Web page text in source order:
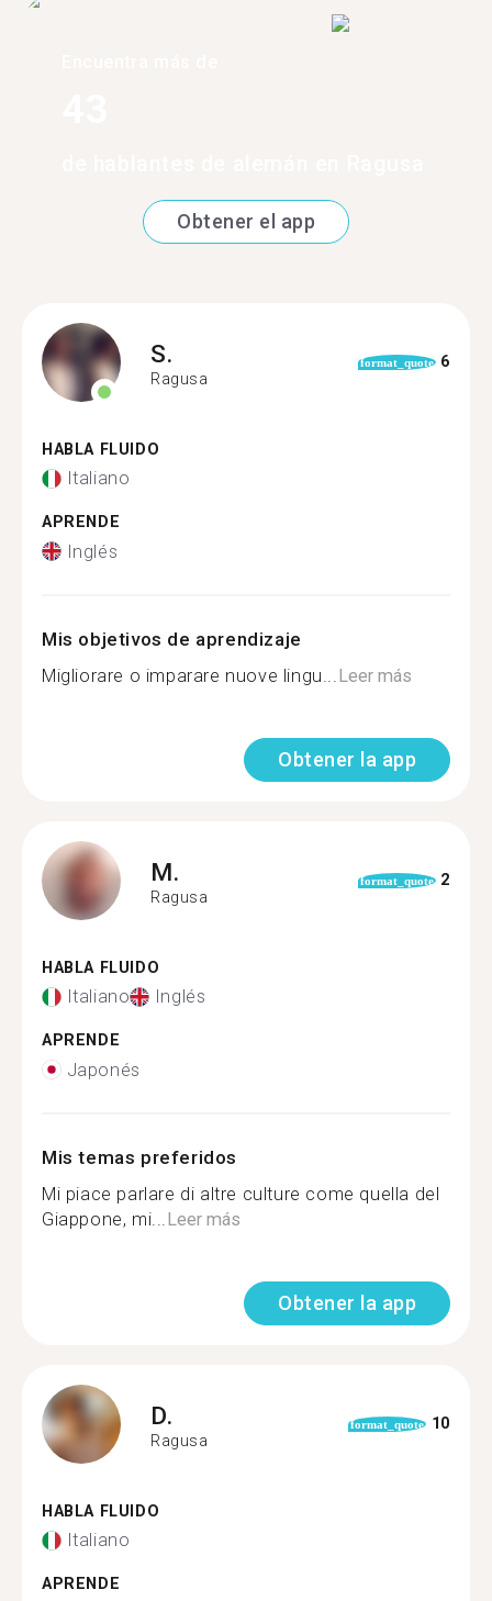
Obtener el app
S.
Ragusa
format_quote 6
HABLA FLUIDO
Italiano
APRENDE
Inglés
Mis objetivos de aprendizaje
Migliorare o imparare nuove lingu... Leer más
Obtener la app
M.
Ragusa
format_quote 2
HABLA FLUIDO
Italiano Inglés
APRENDE
Japonés
Mis temas preferidos
Mi piace parlare di altre culture come quella del
Giappone, mi... Leer más
Obtener la app
D.
Ragusa
format_quote 10
HABLA FLUIDO
Italiano
APRENDE